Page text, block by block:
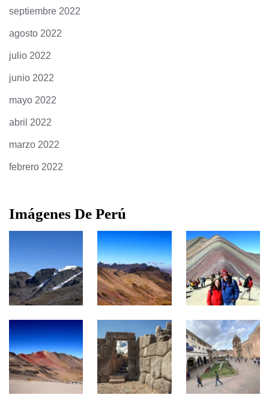
septiembre 2022
agosto 2022
julio 2022
junio 2022
mayo 2022
abril 2022
marzo 2022
febrero 2022
Imágenes De Perú